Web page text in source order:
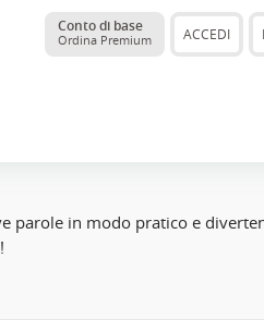
Conto di base
Ordina Premium ACCEDI
parole in modo pratico e